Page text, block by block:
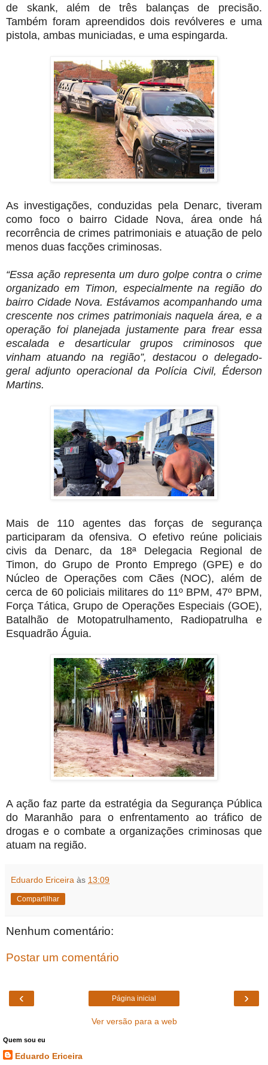
de skank, além de três balanças de precisão.
Também foram apreendidos dois revólveres e uma
pistola, ambas municiadas, e uma espingarda.
As investigações, conduzidas pela Denarc, tiveram
como foco o bairro Cidade Nova, área onde há
recorrência de crimes patrimoniais e atuação de pelo
menos duas facções criminosas.
“Essa ação representa um duro golpe contra o crime
organizado em Timon, especialmente na região do
bairro Cidade Nova. Estávamos acompanhando uma
crescente nos crimes patrimoniais naquela área, e a
operação foi planejada justamente para frear essa
escalada e desarticular grupos criminosos que
vinham atuando na região”, destacou o delegado-
geral adjunto operacional da Polícia Civil, Éderson
Martins.
Mais de 110 agentes das forças de segurança
participaram da ofensiva. O efetivo reúne policiais
civis da Denarc, da 18ª Delegacia Regional de
Timon, do Grupo de Pronto Emprego (GPE) e do
Núcleo de Operações com Cães (NOC), além de
cerca de 60 policiais militares do 11º BPM, 47º BPM,
Força Tática, Grupo de Operações Especiais (GOE),
Batalhão de Motopatrulhamento, Radiopatrulha e
Esquadrão Águia.
A ação faz parte da estratégia da Segurança Pública
do Maranhão para o enfrentamento ao tráfico de
drogas e o combate a organizações criminosas que
atuam na região.
Eduardo Ericeira às 13:09
Compartilhar
Nenhum comentário:
Postar um comentário
‹ ›
Página inicial
Ver versão para a web
Quem sou eu
Eduardo Ericeira